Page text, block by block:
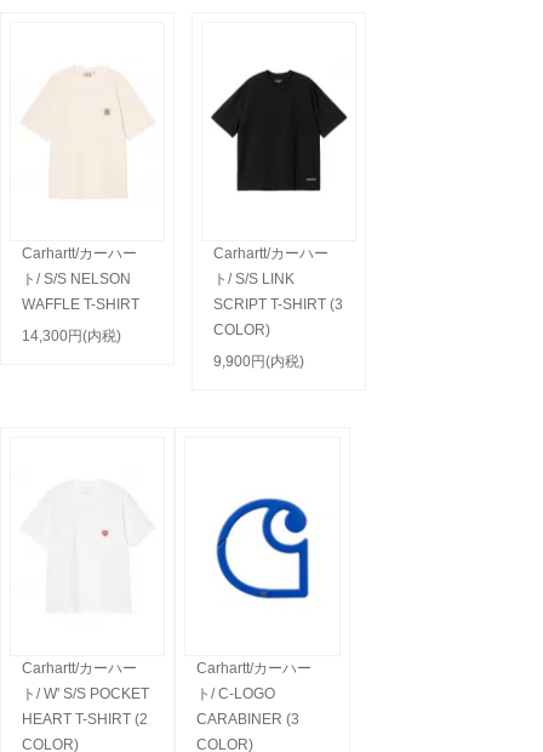
Carhartt/カーハー
ト/ S/S NELSON
WAFFLE T-SHIRT
14,300円(内税)
Carhartt/カーハー
ト/ S/S LINK
SCRIPT T-SHIRT (3
COLOR)
9,900円(内税)
Carhartt/カーハー
ト/ W' S/S POCKET
HEART T-SHIRT (2
COLOR)
Carhartt/カーハー
ト/ C-LOGO
CARABINER (3
COLOR)